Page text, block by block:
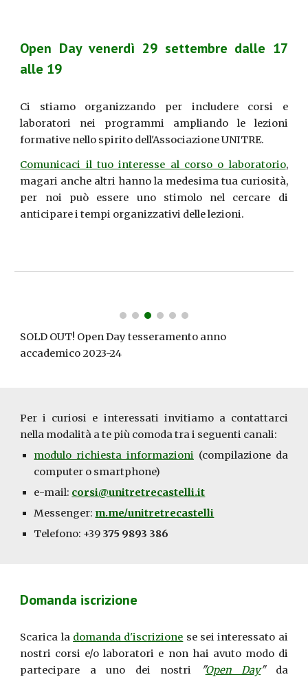
Open Day venerdì 29 settembre dalle 17
alle 19
Ci stiamo organizzando per includere corsi e
laboratori nei programmi ampliando le lezioni
formative nello spirito dell'Associazione UNITRE.
Comunicaci il tuo interesse al corso o laboratorio,
magari anche altri hanno la medesima tua curiosità,
per noi può essere uno stimolo nel cercare di
anticipare i tempi organizzativi delle lezioni.
SOLD OUT! Open Day tesseramento anno
accademico 2023-24
Per i curiosi e interessati invitiamo a contattarci
nella modalità a te più comoda tra i seguenti canali:
modulo richiesta informazioni (compilazione da
computer o smartphone)
e-mail: corsi@unitretrecastelli.it
Messenger: m.me/unitretrecastelli
Telefono: +39 375 9893 386
Domanda iscrizione
Scarica la domanda d'iscrizione se sei interessato ai
nostri corsi e/o laboratori e non hai avuto modo di
partecipare a uno dei nostri
"Open Day"da